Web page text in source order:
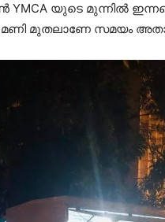
YMCA യുടെ മുന്നിൽ
മണി മുതലാണേ സമയം